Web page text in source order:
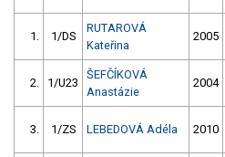
1. 1/DS
RUTAROVÁ
Kateřina
2005
2. 1/U23
ŠEFČÍKOVÁ
Anastázie
2004
3. 1/ZS LEBEDOVÁ Adéla 2010